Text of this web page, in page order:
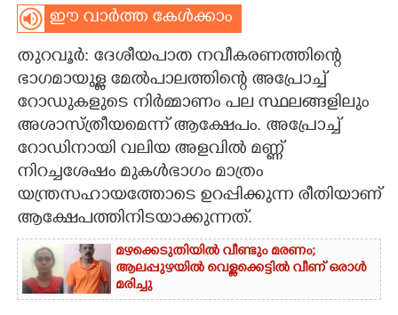
CARTOONS
LITERATURE
ZOOM
CONTACT US
ഈ വാർത്ത കേൾക്കാം
തുറവൂർ: ദേശീയപാത നവീകരണത്തിന്റെ
ഭാഗമായുള്ള മേൽപാലത്തിന്റെ അപ്രോച്ച്
റോഡുകളുടെ നിർമ്മാണം പല സ്ഥലങ്ങളിലും
അശാസ്ത്രീയമെന്ന് ആക്ഷേപം. അപ്രോച്ച്
റോഡിനായി വലിയ അളവിൽ മണ്ണ്
നിറച്ചശേഷം മുകൾഭാഗം മാത്രം
യന്ത്രസഹായത്തോടെ ഉറപ്പിക്കുന്ന രീതിയാണ്
ആക്ഷേപത്തിനിടയാക്കുന്നത്.
മഴക്കെടുതിയിൽ വീണ്ടും മരണം;
ആലപ്പുഴയിൽ വെള്ളക്കെട്ടിൽ വീണ് ഒരാൾ
മരിച്ചു